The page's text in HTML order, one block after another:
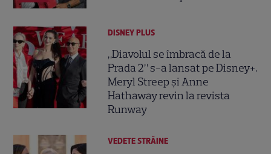
DISNEY PLUS
„Diavolul se îmbracă de la
Prada 2” s-a lansat pe Disney+.
Meryl Streep și Anne
Hathaway revin la revista
Runway
VEDETE STRĂINE